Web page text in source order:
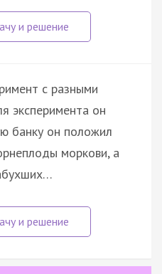
с разными
эксперимента он
банку он положил
моркови, а